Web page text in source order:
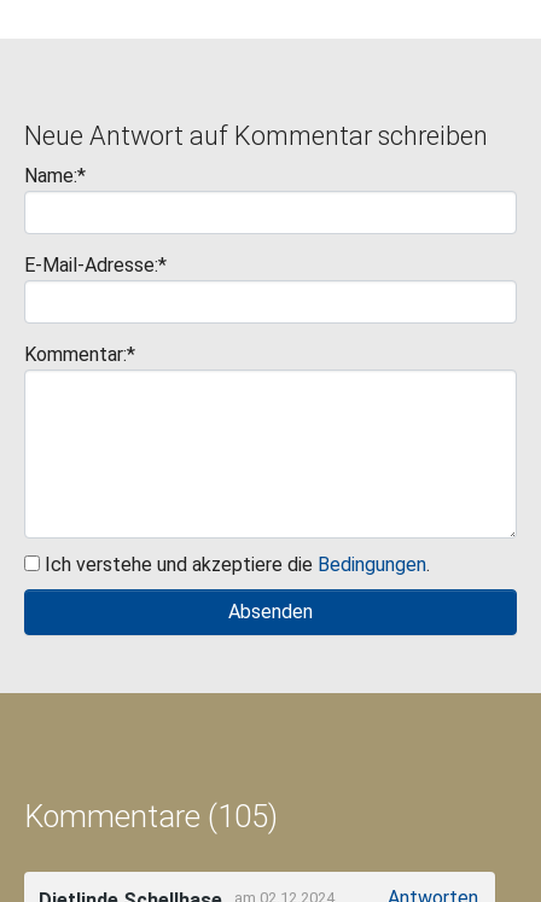
Neue Antwort auf Kommentar schreiben
Name:*
E-Mail-Adresse:*
Kommentar:*
Ich verstehe und akzeptiere die Bedingungen.
Kommentare (105)
am 02.12.2024